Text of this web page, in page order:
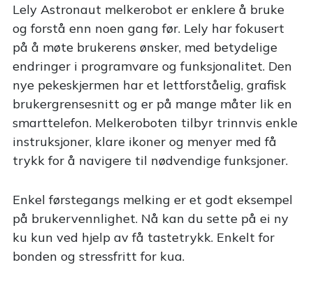
Lely Astronaut melkerobot er enklere å bruke
og forstå enn noen gang før. Lely har fokusert
på å møte brukerens ønsker, med betydelige
endringer i programvare og funksjonalitet. Den
nye pekeskjermen har et lettforståelig, grafisk
brukergrensesnitt og er på mange måter lik en
smarttelefon. Melkeroboten tilbyr trinnvis enkle
instruksjoner, klare ikoner og menyer med få
trykk for å navigere til nødvendige funksjoner.
Enkel førstegangs melking er et godt eksempel
på brukervennlighet. Nå kan du sette på ei ny
ku kun ved hjelp av få tastetrykk. Enkelt for
bonden og stressfritt for kua.